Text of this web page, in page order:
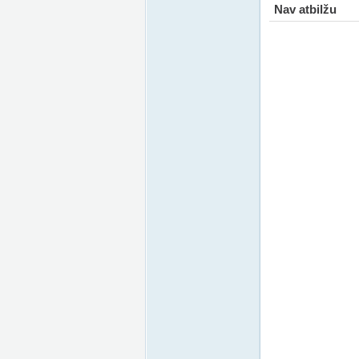
Nav atbilžu